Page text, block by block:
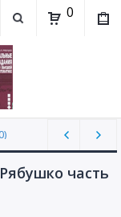
0
часть